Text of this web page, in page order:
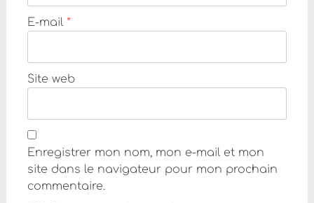
E-mail *
Site web
Enregistrer mon nom, mon e-mail et mon
site dans le navigateur pour mon prochain
commentaire.